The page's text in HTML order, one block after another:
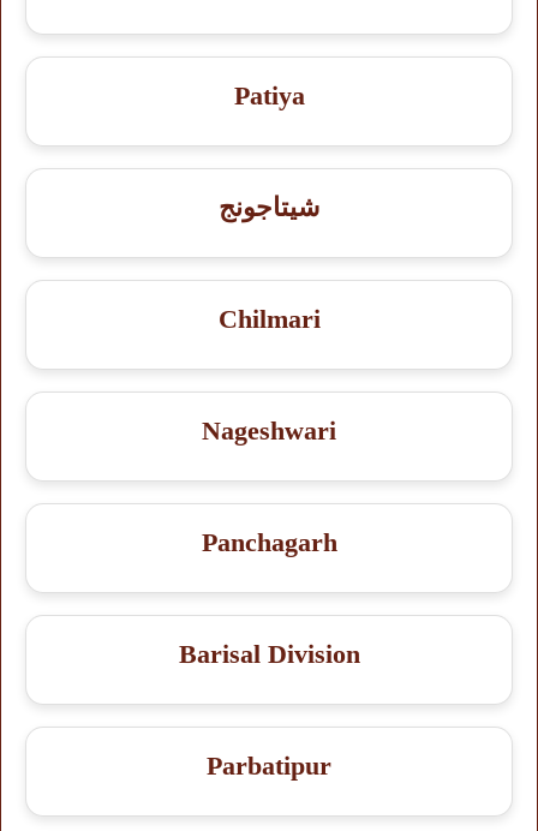
Patiya
شيتاجونج
Chilmari
Nageshwari
Panchagarh
Barisal Division
Parbatipur